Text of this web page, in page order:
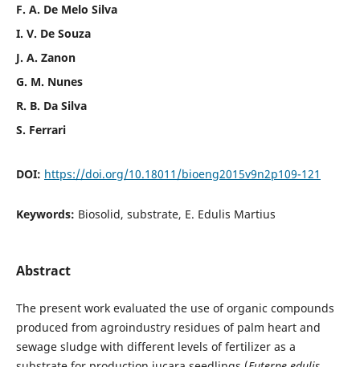
F. A. De Melo Silva
I. V. De Souza
J. A. Zanon
G. M. Nunes
R. B. Da Silva
S. Ferrari
DOI: https://doi.org/10.18011/bioeng2015v9n2p109-121
Keywords: Biosolid, substrate, E. Edulis Martius
Abstract
The present work evaluated the use of organic compounds
produced from agroindustry residues of palm heart and
sewage sludge with different levels of fertilizer as a